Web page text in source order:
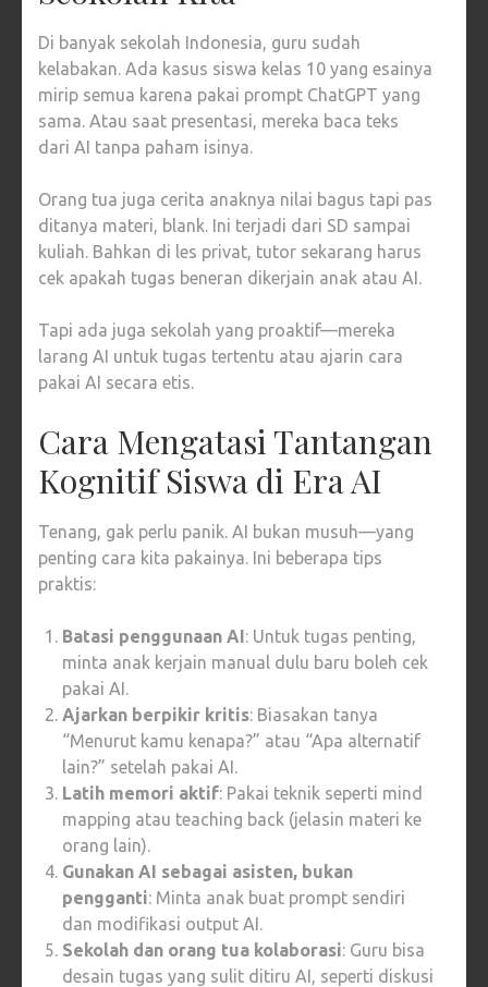
Di banyak sekolah Indonesia, guru sudah
kelabakan. Ada kasus siswa kelas 10 yang esainya
mirip semua karena pakai prompt ChatGPT yang
sama. Atau saat presentasi, mereka baca teks
dari AI tanpa paham isinya.
Orang tua juga cerita anaknya nilai bagus tapi pas
ditanya materi, blank. Ini terjadi dari SD sampai
kuliah. Bahkan di les privat, tutor sekarang harus
cek apakah tugas beneran dikerjain anak atau AI.
Tapi ada juga sekolah yang proaktif—mereka
larang AI untuk tugas tertentu atau ajarin cara
pakai AI secara etis.
Cara Mengatasi Tantangan
Kognitif Siswa di Era AI
Tenang, gak perlu panik. AI bukan musuh—yang
penting cara kita pakainya. Ini beberapa tips
praktis:
Batasi penggunaan AI: Untuk tugas penting,
minta anak kerjain manual dulu baru boleh cek
pakai AI.
Ajarkan berpikir kritis: Biasakan tanya
“Menurut kamu kenapa?” atau “Apa alternatif
lain?” setelah pakai AI.
Latih memori aktif: Pakai teknik seperti mind
mapping atau teaching back (jelasin materi ke
orang lain).
Gunakan AI sebagai asisten, bukan
pengganti: Minta anak buat prompt sendiri
dan modifikasi output AI.
Sekolah dan orang tua kolaborasi: Guru bisa
desain tugas yang sulit ditiru AI, seperti diskusi